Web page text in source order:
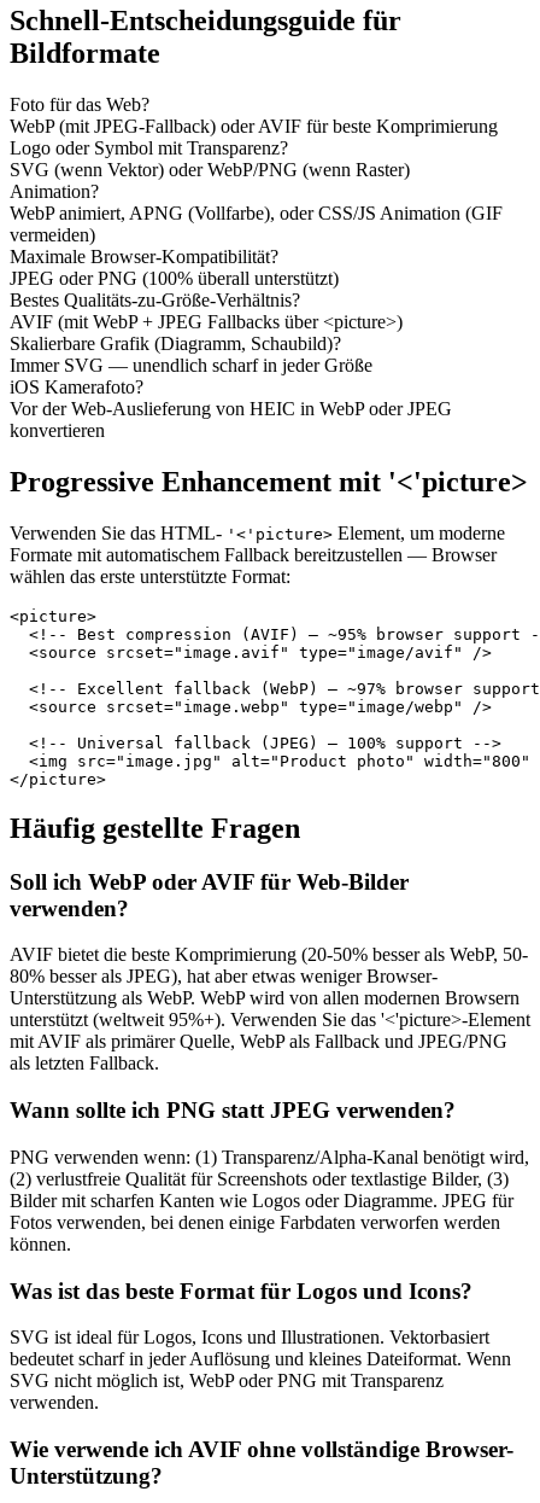
Schnell-Entscheidungsguide für
Bildformate
Foto für das Web?
WebP (mit JPEG-Fallback) oder AVIF für beste Komprimierung
Logo oder Symbol mit Transparenz?
SVG (wenn Vektor) oder WebP/PNG (wenn Raster)
Animation?
WebP animiert, APNG (Vollfarbe), oder CSS/JS Animation (GIF
vermeiden)
Maximale Browser-Kompatibilität?
JPEG oder PNG (100% überall unterstützt)
Bestes Qualitäts-zu-Größe-Verhältnis?
AVIF (mit WebP + JPEG Fallbacks über <picture>)
Skalierbare Grafik (Diagramm, Schaubild)?
Immer SVG — unendlich scharf in jeder Größe
iOS Kamerafoto?
Vor der Web-Auslieferung von HEIC in WebP oder JPEG
konvertieren
Progressive Enhancement mit '<'picture>
Verwenden Sie das HTML- '<'picture> Element, um moderne
Formate mit automatischem Fallback bereitzustellen — Browser
wählen das erste unterstützte Format:
<picture>
<!-- Best compression (AVIF) — ~95% browser support
  <source srcset="image.avif" type="image/avif" />
<!-- Excellent fallback (WebP) — ~97% browser
  <source srcset="image.webp" type="image/webp" />
  <!-- Universal fallback (JPEG) — 100% support -->
<img src="image.jpg" alt="Product photo" width="800"
</picture>
Häufig gestellte Fragen
Soll ich WebP oder AVIF für Web-Bilder
verwenden?
AVIF bietet die beste Komprimierung (20-50% besser als WebP, 50-
80% besser als JPEG), hat aber etwas weniger Browser-
Unterstützung als WebP. WebP wird von allen modernen Browsern
unterstützt (weltweit 95%+). Verwenden Sie das '<'picture>-Element
mit AVIF als primärer Quelle, WebP als Fallback und JPEG/PNG
als letzten Fallback.
Wann sollte ich PNG statt JPEG verwenden?
PNG verwenden wenn: (1) Transparenz/Alpha-Kanal benötigt wird,
(2) verlustfreie Qualität für Screenshots oder textlastige Bilder, (3)
Bilder mit scharfen Kanten wie Logos oder Diagramme. JPEG für
Fotos verwenden, bei denen einige Farbdaten verworfen werden
können.
Was ist das beste Format für Logos und Icons?
SVG ist ideal für Logos, Icons und Illustrationen. Vektorbasiert
bedeutet scharf in jeder Auflösung und kleines Dateiformat. Wenn
SVG nicht möglich ist, WebP oder PNG mit Transparenz
verwenden.
Wie verwende ich AVIF ohne vollständige Browser-
Unterstützung?